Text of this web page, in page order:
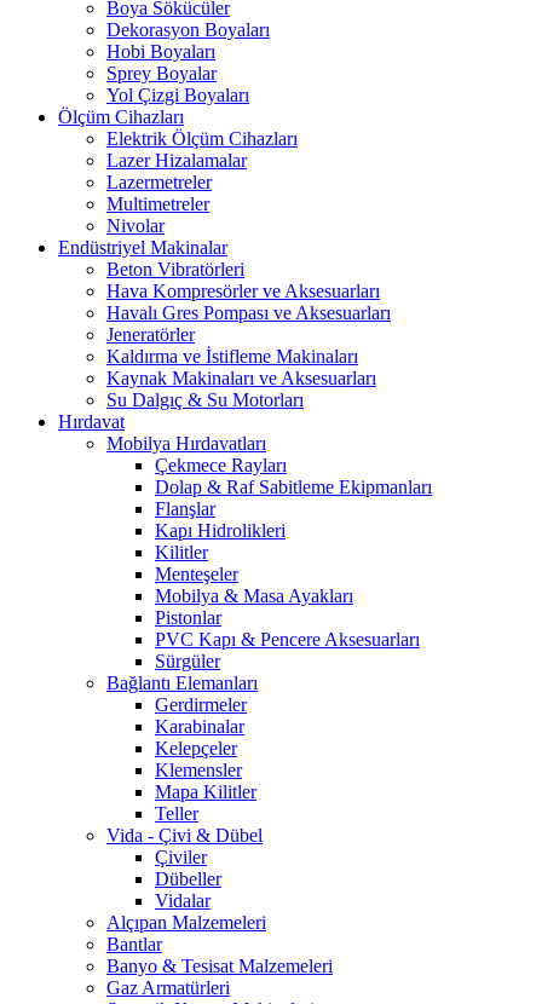
Boya Sökücüler
Dekorasyon Boyaları
Hobi Boyaları
Sprey Boyalar
Yol Çizgi Boyaları
Ölçüm Cihazları
Elektrik Ölçüm Cihazları
Lazer Hizalamalar
Lazermetreler
Multimetreler
Nivolar
Endüstriyel Makinalar
Beton Vibratörleri
Hava Kompresörler ve Aksesuarları
Havalı Gres Pompası ve Aksesuarları
Jeneratörler
Kaldırma ve İstifleme Makinaları
Kaynak Makinaları ve Aksesuarları
Su Dalgıç & Su Motorları
Hırdavat
Mobilya Hırdavatları
Çekmece Rayları
Dolap & Raf Sabitleme Ekipmanları
Flanşlar
Kapı Hidrolikleri
Kilitler
Menteşeler
Mobilya & Masa Ayakları
Pistonlar
PVC Kapı & Pencere Aksesuarları
Sürgüler
Bağlantı Elemanları
Gerdirmeler
Karabinalar
Kelepçeler
Klemensler
Mapa Kilitler
Teller
Vida - Çivi & Dübel
Çiviler
Dübeller
Vidalar
Alçıpan Malzemeleri
Bantlar
Banyo & Tesisat Malzemeleri
Gaz Armatürleri